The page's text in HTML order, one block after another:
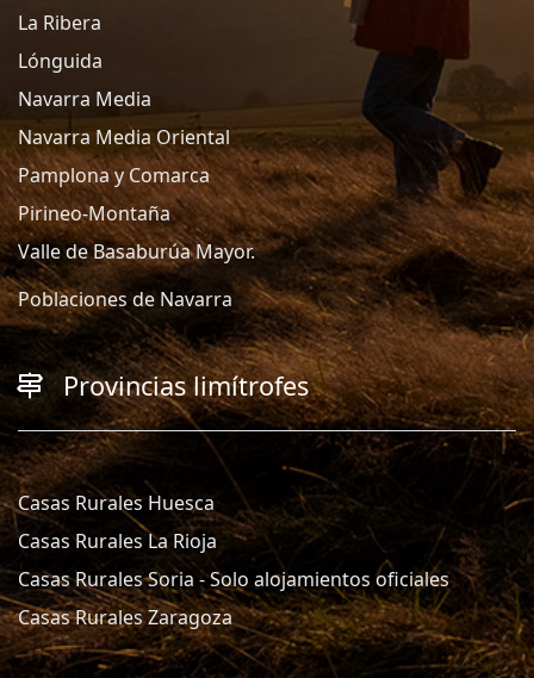
La Ribera
Lónguida
Navarra Media
Navarra Media Oriental
Pamplona y Comarca
Pirineo-Montaña
Valle de Basaburúa Mayor.
Poblaciones de Navarra
Provincias limítrofes
Casas Rurales Huesca
Casas Rurales La Rioja
Casas Rurales Soria - Solo alojamientos oficiales
Casas Rurales Zaragoza